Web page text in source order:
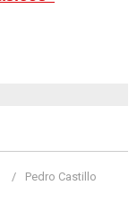
Pedro Castillo